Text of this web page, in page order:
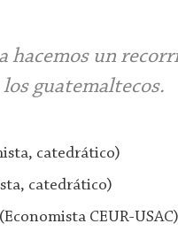
hacemos un
guatemaltecos.
catedrático)
catedrático)
CEUR-USAC)